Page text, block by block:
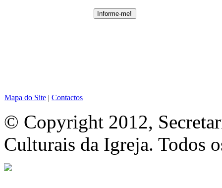
Mapa do Site | Contactos
© Copyright 2012,
Culturais da Igreja. Todos